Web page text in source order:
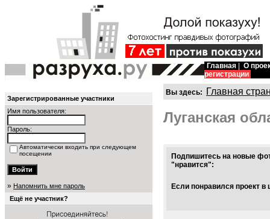
Главная
О
регистрации
Зарегистрированные участники
Имя пользователя:
Пароль:
Автоматически входить при следующем
посещении
» Напомнить мне пароль
Ещё не участник?
Вы здесь: Главная
Луганская
Подпишитесь на новые
"нравится":
Если понравился проект